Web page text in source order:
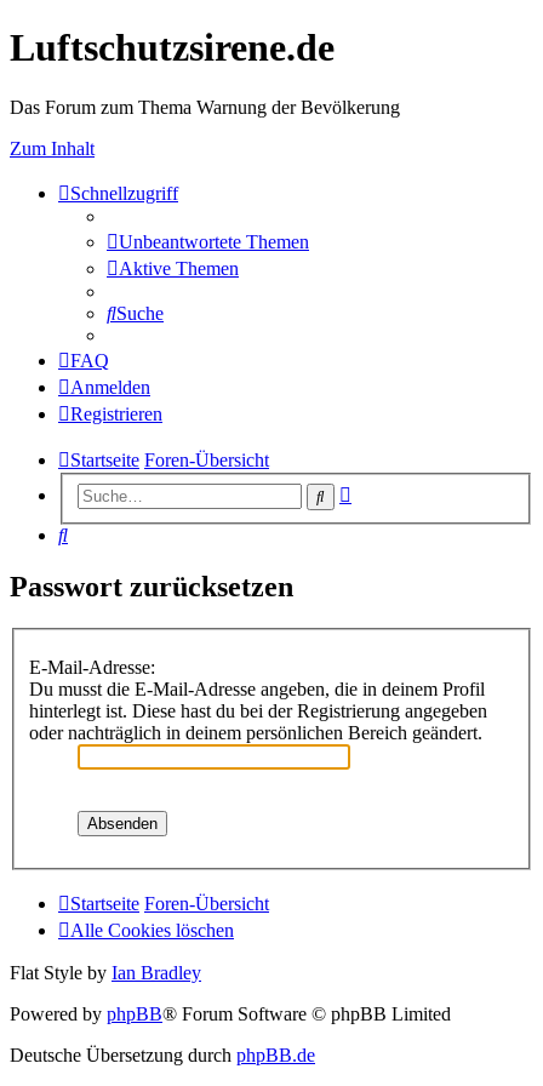
Luftschutzsirene.de
Das Forum zum Thema Warnung der Bevölkerung
Zum Inhalt
Schnellzugriff
Unbeantwortete Themen
Aktive Themen
Suche
FAQ
Anmelden
Registrieren
Startseite Foren-Übersicht
Suche
Suche
Passwort zurücksetzen
E-Mail-Adresse:
Du musst die E-Mail-Adresse angeben, die in deinem Profil
hinterlegt ist. Diese hast du bei der Registrierung angegeben
oder nachträglich in deinem persönlichen Bereich geändert.
Startseite Foren-Übersicht
Alle Cookies löschen
Flat Style by Ian Bradley
Powered by phpBB® Forum Software © phpBB Limited
Deutsche Übersetzung durch phpBB.de